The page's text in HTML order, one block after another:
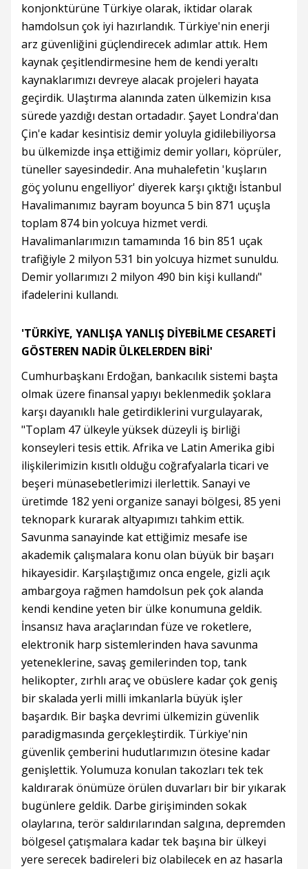
konjonktürüne Türkiye olarak, iktidar olarak
hamdolsun çok iyi hazırlandık. Türkiye'nin enerji
arz güvenliğini güçlendirecek adımlar attık. Hem
kaynak çeşitlendirmesine hem de kendi yeraltı
kaynaklarımızı devreye alacak projeleri hayata
geçirdik. Ulaştırma alanında zaten ülkemizin kısa
sürede yazdığı destan ortadadır. Şayet Londra'dan
Çin'e kadar kesintisiz demir yoluyla gidilebiliyorsa
bu ülkemizde inşa ettiğimiz demir yolları, köprüler,
tüneller sayesindedir. Ana muhalefetin 'kuşların
göç yolunu engelliyor' diyerek karşı çıktığı İstanbul
Havalimanımız bayram boyunca 5 bin 871 uçuşla
toplam 874 bin yolcuya hizmet verdi.
Havalimanlarımızın tamamında 16 bin 851 uçak
trafiğiyle 2 milyon 531 bin yolcuya hizmet sunuldu.
Demir yollarımızı 2 milyon 490 bin kişi kullandı"
ifadelerini kullandı.
'TÜRKİYE, YANLIŞA YANLIŞ DİYEBİLME CESARETİ
GÖSTEREN NADİR ÜLKELERDEN BİRİ'
Cumhurbaşkanı Erdoğan, bankacılık sistemi başta
olmak üzere finansal yapıyı beklenmedik şoklara
karşı dayanıklı hale getirdiklerini vurgulayarak,
"Toplam 47 ülkeyle yüksek düzeyli iş birliği
konseyleri tesis ettik. Afrika ve Latin Amerika gibi
ilişkilerimizin kısıtlı olduğu coğrafyalarla ticari ve
beşeri münasebetlerimizi ilerlettik. Sanayi ve
üretimde 182 yeni organize sanayi bölgesi, 85 yeni
teknopark kurarak altyapımızı tahkim ettik.
Savunma sanayinde kat ettiğimiz mesafe ise
akademik çalışmalara konu olan büyük bir başarı
hikayesidir. Karşılaştığımız onca engele, gizli açık
ambargoya rağmen hamdolsun pek çok alanda
kendi kendine yeten bir ülke konumuna geldik.
İnsansız hava araçlarından füze ve roketlere,
elektronik harp sistemlerinden hava savunma
yeteneklerine, savaş gemilerinden top, tank
helikopter, zırhlı araç ve obüslere kadar çok geniş
bir skalada yerli milli imkanlarla büyük işler
başardık. Bir başka devrimi ülkemizin güvenlik
paradigmasında gerçekleştirdik. Türkiye'nin
güvenlik çemberini hudutlarımızın ötesine kadar
genişlettik. Yolumuza konulan takozları tek tek
kaldırarak önümüze örülen duvarları bir bir yıkarak
bugünlere geldik. Darbe girişiminden sokak
olaylarına, terör saldırılarından salgına, depremden
bölgesel çatışmalara kadar tek başına bir ülkeyi
yere serecek badireleri biz olabilecek en az hasarla